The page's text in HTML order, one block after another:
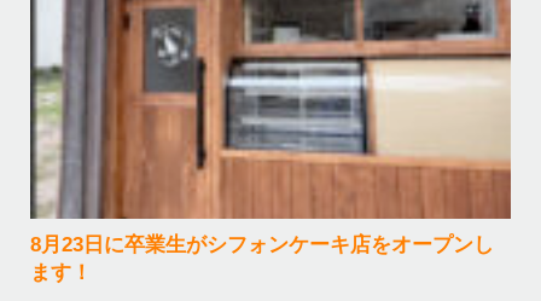
8月23日に卒業生がシフォンケーキ店をオープンし
ます！